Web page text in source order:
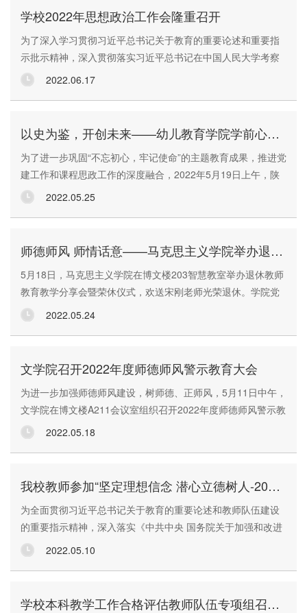
49名新入职教师参加了培训学习。中心高度重视此次国培项
目，针对高职院校新入职教师发展基本需求进行了大量前期调
研，科学论证培训方案...
学校2022年思想政治工作会隆重召开
为了深入学习贯彻习近平总书记关于教育的重要论述和重要指
示批示精神，深入贯彻落实习近平总书记在中国人民大学考察
时的重要讲话精神，全面落实立德树人根本任务，进一步加强
二会议室设分会场。在校全体校领导出席会议，各部门主要负
责同志，各基层党委、党总支书记、副书记，各二级学院院
长、主持工作的副院长，...
2022.06.17
以史为鉴，开创未来——幼儿教育学院学前心理与管理党支部前往陕西考古博物馆开展主题党日活动
为了进一步巩固“不忘初心，牢记使命”的主题教育成果，推进党
建工作和课程思政工作的深度融合，2022年5月19日上午，陕
西学前师范学院幼儿教育学院学前心理与管理党支部赴陕西考
西考古博物馆是中国首座考古学科专题博物馆，该博物馆内部
按照科研和展示相结合的原则，采用唐风建筑、园林化设计，
与千年古刹香积...
2022.05.25
师德师风 师情话意——马克思主义学院举办退休教师荣休仪式
5月18日，马克思主义学院在博文楼203智慧教室举办退休教师
教育教学分享会暨荣休仪式，欢送宋刚老师光荣退休。学院党
政班子部分成员、教师代表参加了会议，会议由学院工会主席
课；历任政法系副主任、政治经济系党总支书记、马克思主义
学院院长等职务。座谈会以照片分享的形式展开，大家一起追
忆了学校、学院30余年...
2022.05.24
文学院召开2022年度师德师风警示教育大会
为进一步加强师德师风建设，树师德、正师风，5月11日中午，
文学院在博文楼A211会议室组织召开2022年度师德师风警示教
育大会，全体教职工参加会议。会议由学院党委书记杨阳主
整治方案》文件精神，带领大家重温了《新时代高校教师职业
行为十项准则》和《文学院关于教师严守课堂教学政治纪律若
干规定》。庞曦副书记...
2022.05.18
我校教师参加“坚定理想信念 潜心立德树人-2022年教师思想政治和师德师风常态化建设”专题网络培训
为全面贯彻习近平总书记关于教育的重要论述和教师队伍建设
的重要指示精神，深入落实《中共中央 国务院关于加强和改进
新形势下高校思想政治工作的意见》，根据中共教育部党组印
二级学院509名教师参加“坚定理想信念 潜心立德树人——2022
2022.05.10
学校本科教学工作合格评估教师队伍专项组召开工作推进会